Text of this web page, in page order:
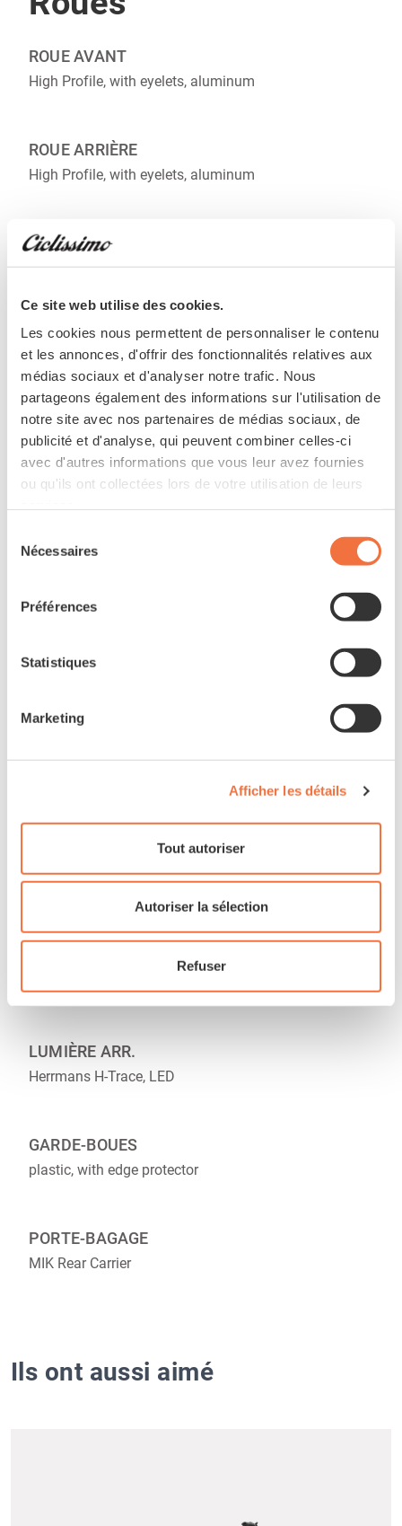
Ce site web utilise des cookies.
Les cookies nous permettent de personnaliser le contenu
et les annonces, d'offrir des fonctionnalités relatives aux
médias sociaux et d'analyser notre trafic. Nous
partageons également des informations sur l'utilisation de
notre site avec nos partenaires de médias sociaux, de
publicité et d'analyse, qui peuvent combiner celles-ci
avec d'autres informations que vous leur avez fournies
ou qu'ils ont collectées lors de votre utilisation de leurs
Nécessaires
Préférences
Statistiques
Marketing
Afficher les détails
Tout autoriser
Autoriser la sélection
Refuser
ROUE AVANT
High Profile, with eyelets, aluminum
ROUE ARRIÈRE
High Profile, with eyelets, aluminum
PNEUS ET CHAMBRES À AIR
Schwalbe Energizer Plus Tour, 55-622
Vélo électrique
MOTEUR
Bosch Performance Line Smart System – 250 W / 36
V – assistance jusqu’à 25 km/h – couple max 75 Nm
– assistance max +340 %
500 Wh
COMMANDE ET ÉCRAN
CHARGEUR
Accessoires
LUMIÈRE ARR.
Herrmans H-Trace, LED
GARDE-BOUES
plastic, with edge protector
PORTE-BAGAGE
MIK Rear Carrier
Ils ont aussi aimé